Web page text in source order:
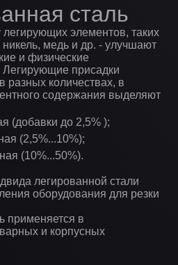
сталь
элементов, таких
никель, медь и др. - улучшают
и физические
Легирующие присадки
разных количествах, в
содержания выделяют
(добавки до 2,5% );
(2,5%...10%);
(10%...50%).
легированной стали
оборудования для резки
применяется в
и корпусных